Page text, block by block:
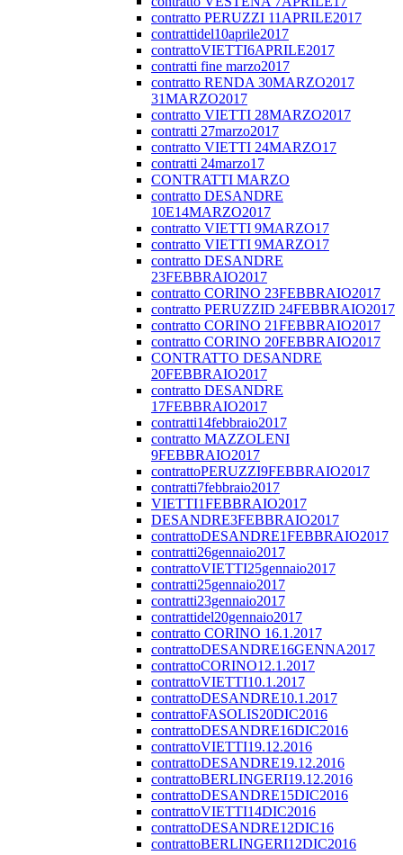
contratto PERUZZI 11APRILE2017
contrattidel10aprile2017
contrattoVIETTI6APRILE2017
contratti fine marzo2017
contratto RENDA 30MARZO2017
31MARZO2017
contratto VIETTI 28MARZO2017
contratti 27marzo2017
contratto VIETTI 24MARZO17
contratti 24marzo17
CONTRATTI MARZO
contratto DESANDRE
10E14MARZO2017
contratto VIETTI 9MARZO17
contratto VIETTI 9MARZO17
contratto DESANDRE
23FEBBRAIO2017
contratto CORINO 23FEBBRAIO2017
contratto PERUZZID 24FEBBRAIO2017
contratto CORINO 21FEBBRAIO2017
contratto CORINO 20FEBBRAIO2017
CONTRATTO DESANDRE
20FEBBRAIO2017
contratto DESANDRE
17FEBBRAIO2017
contratti14febbraio2017
contratto MAZZOLENI
9FEBBRAIO2017
contrattoPERUZZI9FEBBRAIO2017
contratti7febbraio2017
VIETTI1FEBBRAIO2017
DESANDRE3FEBBRAIO2017
contrattoDESANDRE1FEBBRAIO2017
contratti26gennaio2017
contrattoVIETTI25gennaio2017
contratti25gennaio2017
contratti23gennaio2017
contrattidel20gennaio2017
contratto CORINO 16.1.2017
contrattoDESANDRE16GENNA2017
contrattoCORINO12.1.2017
contrattoVIETTI10.1.2017
contrattoDESANDRE10.1.2017
contrattoFASOLIS20DIC2016
contrattoDESANDRE16DIC2016
contrattoVIETTI19.12.2016
contrattoDESANDRE19.12.2016
contrattoBERLINGERI19.12.2016
contrattoDESANDRE15DIC2016
contrattoVIETTI14DIC2016
contrattoDESANDRE12DIC16
contrattoBERLINGERI12DIC2016